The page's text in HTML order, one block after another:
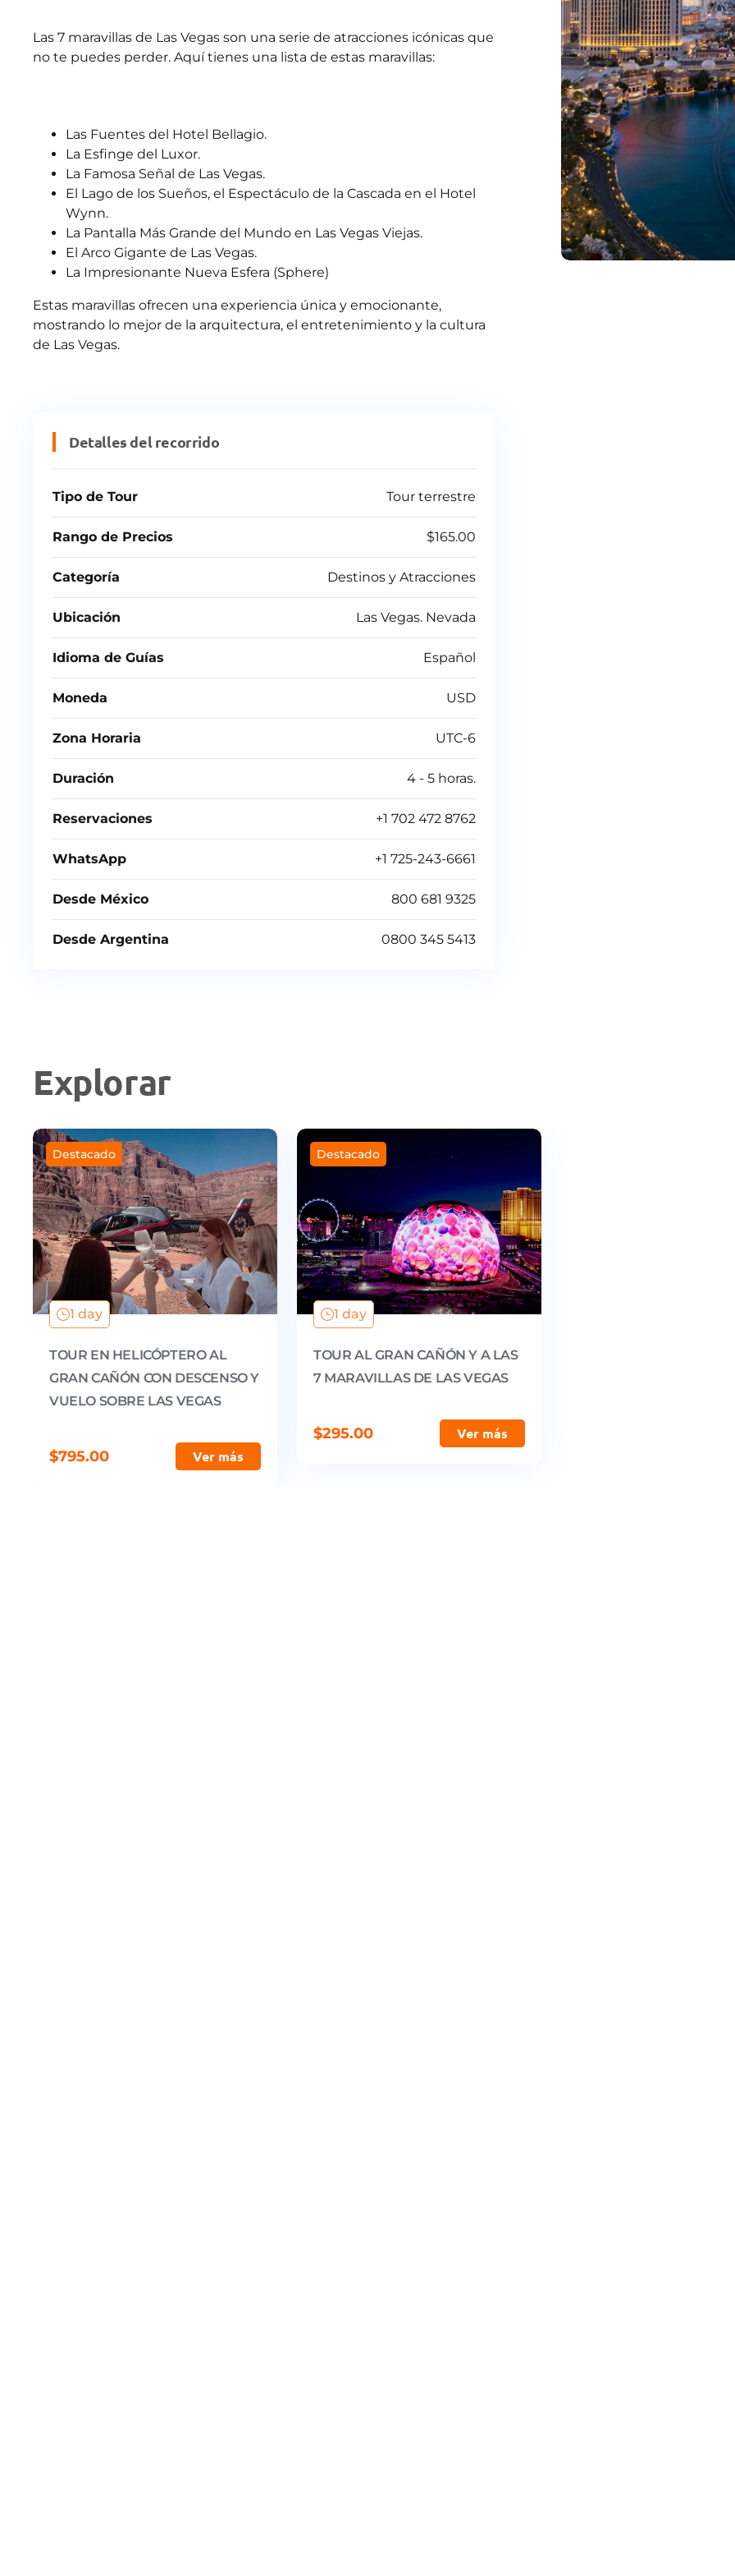
Las 7 maravillas de Las Vegas son una serie de atracciones icónicas que
no te puedes perder. Aquí tienes una lista de estas maravillas:
Las Fuentes del Hotel Bellagio.
La Esfinge del Luxor.
La Famosa Señal de Las Vegas.
El Lago de los Sueños, el Espectáculo de la Cascada en el Hotel
Wynn.
La Pantalla Más Grande del Mundo en Las Vegas Viejas.
El Arco Gigante de Las Vegas.
La Impresionante Nueva Esfera (Sphere)
Estas maravillas ofrecen una experiencia única y emocionante,
mostrando lo mejor de la arquitectura, el entretenimiento y la cultura
de Las Vegas.
Detalles del recorrido
Tipo de Tour Tour terrestre
Rango de Precios $165.00
Categoría Destinos y Atracciones
Ubicación Las Vegas. Nevada
Idioma de Guías Español
Moneda USD
Zona Horaria UTC-6
Duración 4 - 5 horas.
Reservaciones +1 702 472 8762
WhatsApp +1 725-243-6661
Desde México 800 681 9325
Desde Argentina 0800 345 5413
Explorar
Destacado
1 day
TOUR EN HELICÓPTERO AL
GRAN CAÑÓN CON DESCENSO Y
VUELO SOBRE LAS VEGAS
$795.00 Ver más
Destacado
1 day
TOUR AL GRAN CAÑÓN Y A LAS
7 MARAVILLAS DE LAS VEGAS
$295.00 Ver más